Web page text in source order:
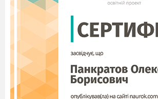
1.Ведучий: Сьогодні ми
славетної країни Олімпії.
2.Ведучий:
Команди, під прапор
ігор, струнко!
(музика. Винос прапора 4